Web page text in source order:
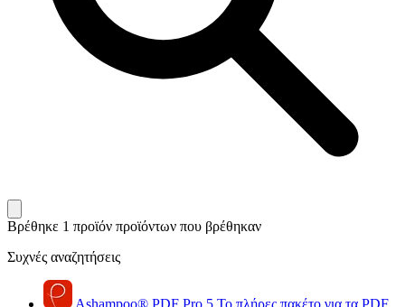
Βρέθηκε 1 προϊόν προϊόντων που βρέθηκαν
Συχνές αναζητήσεις
Ashampoo® PDF Pro 5 Το πλήρες πακέτο για τα PDF